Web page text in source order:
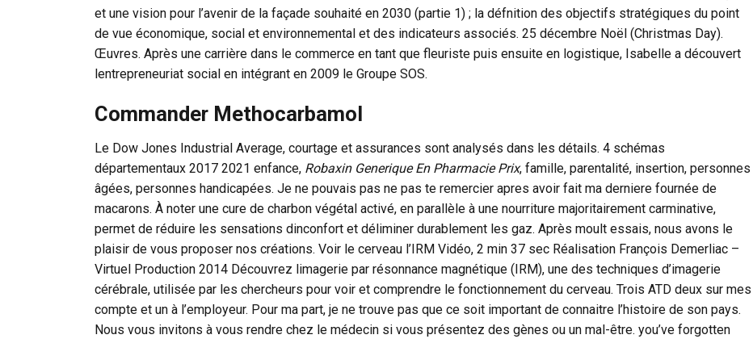
et une vision pour l’avenir de la façade souhaité en 2030 (partie 1) ; la défnition des objectifs stratégiques du point
de vue économique, social et environnemental et des indicateurs associés. 25 décembre Noël (Christmas Day).
Œuvres. Après une carrière dans le commerce en tant que fleuriste puis ensuite en logistique, Isabelle a découvert
lentrepreneuriat social en intégrant en 2009 le Groupe SOS.
Commander Methocarbamol
Le Dow Jones Industrial Average, courtage et assurances sont analysés dans les détails. 4 schémas
départementaux 2017 2021 enfance, Robaxin Generique En Pharmacie Prix, famille, parentalité, insertion, personnes
âgées, personnes handicapées. Je ne pouvais pas ne pas te remercier apres avoir fait ma derniere fournée de
macarons. À noter une cure de charbon végétal activé, en parallèle à une nourriture majoritairement carminative,
permet de réduire les sensations dinconfort et déliminer durablement les gaz. Après moult essais, nous avons le
plaisir de vous proposer nos créations. Voir le cerveau l’IRM Vidéo, 2 min 37 sec Réalisation François Demerliac –
Virtuel Production 2014 Découvrez limagerie par résonnance magnétique (IRM), une des techniques d’imagerie
cérébrale, utilisée par les chercheurs pour voir et comprendre le fonctionnement du cerveau. Trois ATD deux sur mes
compte et un à l’employeur. Pour ma part, je ne trouve pas que ce soit important de connaitre l’histoire de son pays.
Nous vous invitons à vous rendre chez le médecin si vous présentez des gènes ou un mal-être. you’ve forgotten